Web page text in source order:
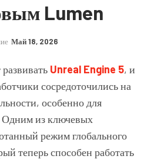
Lumen
Май 18, 2026
Unreal Engine 5, и
сосредоточились на
особенно для
из ключевых
режим глобального
теперь способен работать